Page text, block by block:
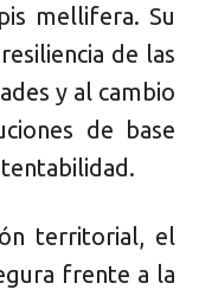
mellifera. Su
de las
y al cambio
de base
territorial, el
frente a la